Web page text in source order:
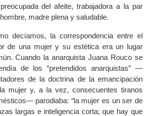
del afeite, trabajadora a la par
madre plena y saludable.
decíamos, la correspondencia entre el
de una mujer y su estética era un lugar
Cuando la anarquista Juana Rouco se
de los “pretendidos anarquistas” —
de la doctrina de la emancipación
mujer y, a la vez, consecuentes tiranos
parodiaba: “la mujer es un ser de
largas e inteligencia corta; que hay que